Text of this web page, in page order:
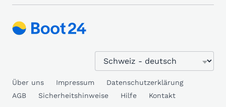
Über uns Impressum
Datenschutzerklärung
AGB
Sicherheitshinweise Hilfe Kontakt